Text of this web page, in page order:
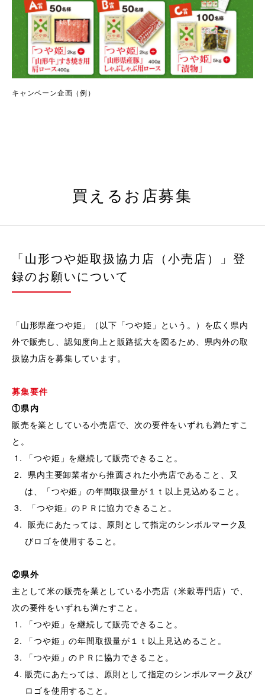
キャンペーン企画（例）
買えるお店募集
「山形つや姫取扱協力店（小売店）」登
録のお願いについて
「山形県産つや姫」（以下「つや姫」という。）を広く県内
外で販売し、認知度向上と販路拡大を図るため、県内外の取
扱協力店を募集しています。
募集要件
①県内
販売を業としている小売店で、次の要件をいずれも満たすこ
と。
「つや姫」を継続して販売できること。
県内主要卸業者から推薦された小売店であること、又
は、「つや姫」の年間取扱量が１ｔ以上見込めること。
「つや姫」のＰＲに協力できること。
販売にあたっては、原則として指定のシンボルマーク及
びロゴを使用すること。
②県外
主として米の販売を業としている小売店（米穀専門店）で、
次の要件をいずれも満たすこと。
「つや姫」を継続して販売できること。
「つや姫」の年間取扱量が１ｔ以上見込めること。
「つや姫」のＰＲに協力できること。
販売にあたっては、原則として指定のシンボルマーク及び
ロゴを使用すること。